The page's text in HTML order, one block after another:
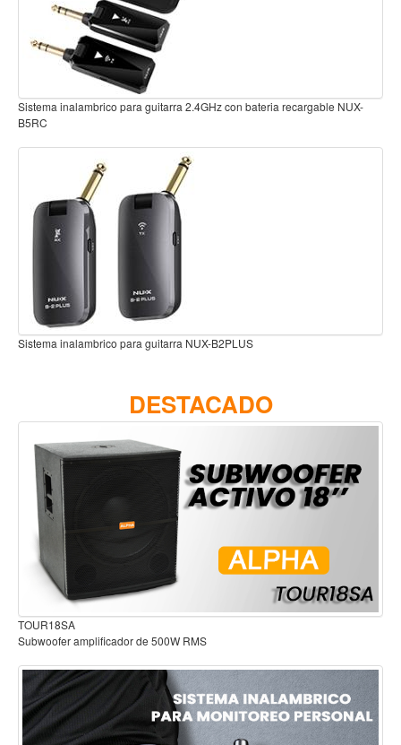
Piano Digital
Sintetizadores
Controladores
Fundas
Amplificadores
Accesorios
Violin
Viola
Contrabajo
Fundas y estuches
Viento
Acordeón y concertinas
Armonica
Clarinete
Cornetas y cornos
Flauta y pitos
Melodica
Saxofon
Tuba
Otros instrumentos de viento
Cañuelas
con bateria recargable NUX-
B2PLUS
Sistema inalambrico para guitarra 5.8GHz
Sistema inalambrico para guitarra 2.4GHz
DESTACADO